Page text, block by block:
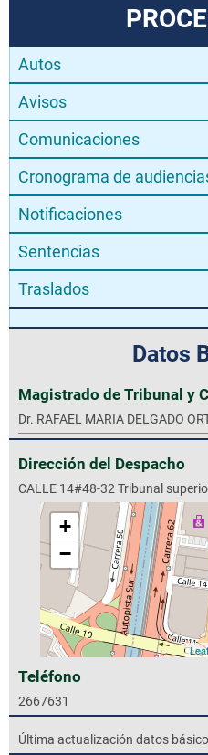
Autos
Avisos
Comunicaciones
Cronograma de
Notificaciones
Sentencias
Traslados
Datos
Magistrado de Tribunal y
Dr. RAFAEL MARIA DELGADO
Dirección del Despacho
CALLE 14#48-32 Tribunal
+
−
Teléfono
2667631
Última actualización datos